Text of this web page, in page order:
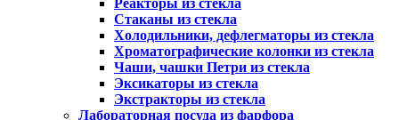
Реакторы из стекла
Стаканы из стекла
Холодильники, дефлегматоры из стекла
Хроматографические колонки из стекла
Чаши, чашки Петри из стекла
Эксикаторы из стекла
Экстракторы из стекла
Лабораторная посуда из фарфора